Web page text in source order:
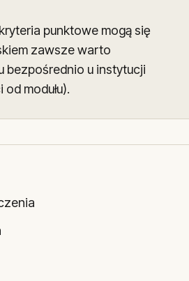
punktowe mogą się
zawsze warto
bezpośrednio u instytucji
modułu).